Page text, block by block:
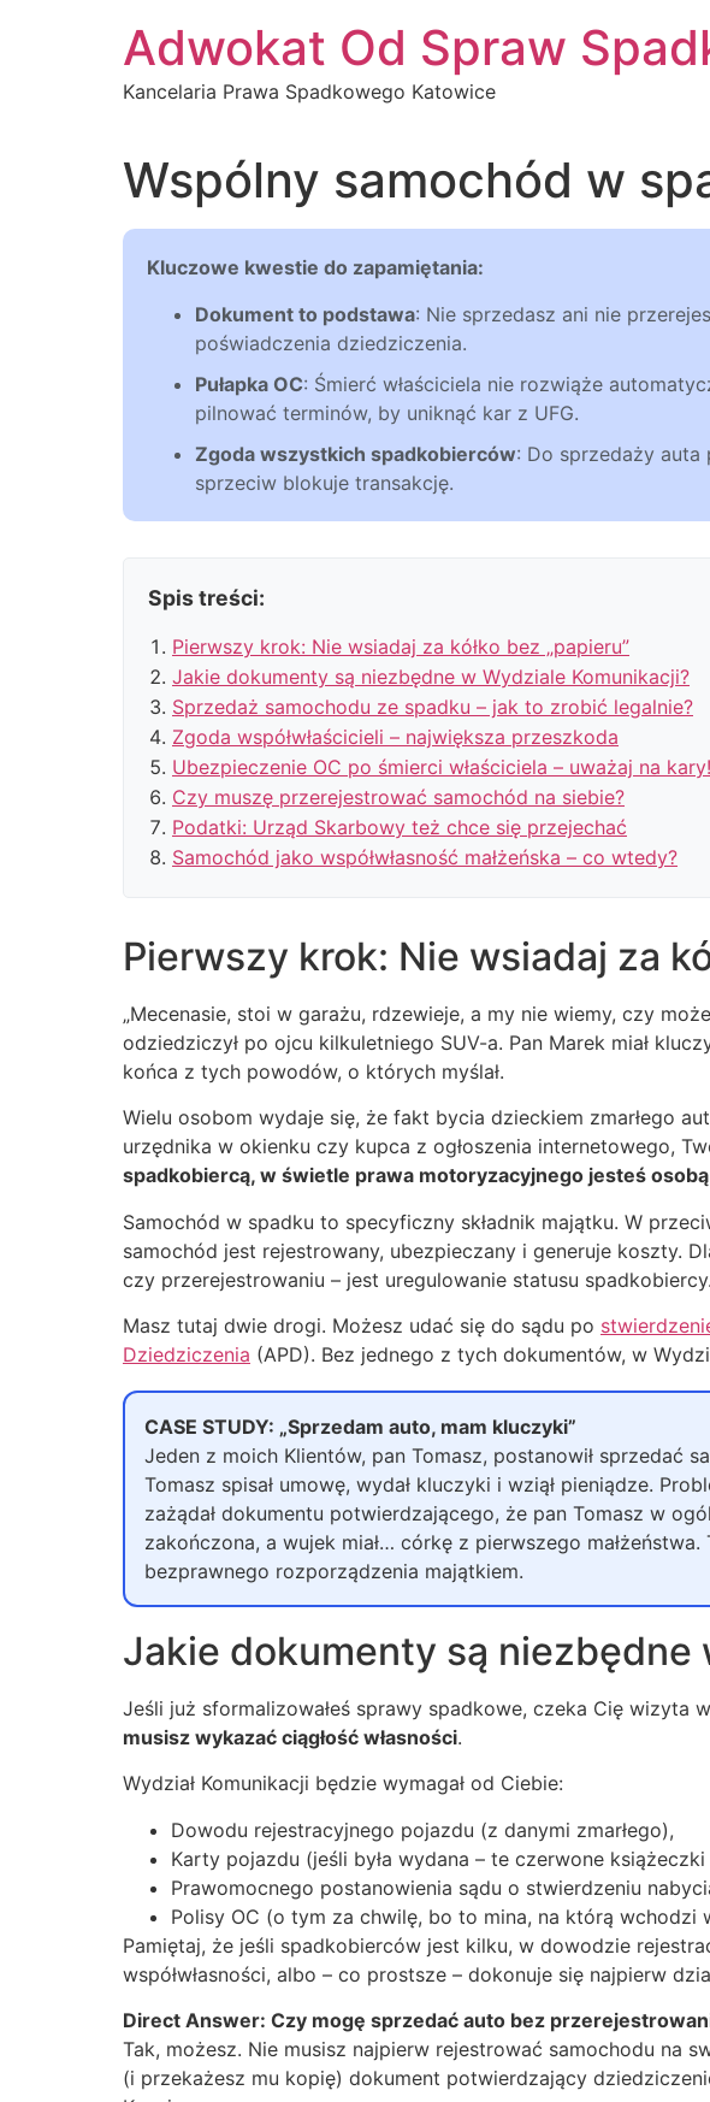
Adwokat Od Spraw
Kancelaria Prawa Spadkowego Katowice
Wspólny samochód w
Kluczowe kwestie do zapamiętania:
Dokument to podstawa: Nie sprzedasz ani nie
poświadczenia dziedziczenia.
Pułapka OC: Śmierć właściciela nie rozwiąże
pilnować terminów, by uniknąć kar z UFG.
Zgoda wszystkich spadkobierców: Do sprzedaży auta
sprzeciw blokuje transakcję.
Spis treści:
Pierwszy krok: Nie wsiadaj za kółko bez „papieru”
Jakie dokumenty są niezbędne w Wydziale Komunikacji?
Sprzedaż samochodu ze spadku – jak to zrobić legalnie?
Zgoda współwłaścicieli – największa przeszkoda
Ubezpieczenie OC po śmierci właściciela – uważaj na kary!
Czy muszę przerejestrować samochód na siebie?
Podatki: Urząd Skarbowy też chce się przejechać
Samochód jako współwłasność małżeńska – co wtedy?
Pierwszy krok: Nie wsiadaj za
„Mecenasie, stoi w garażu, rdzewieje, a my nie wiemy, czy
odziedziczył po ojcu kilkuletniego SUV-a. Pan Marek miał
końca z tych powodów, o których myślał.
Wielu osobom wydaje się, że fakt bycia dzieckiem zmarłego
urzędnika w okienku czy kupca z ogłoszenia internetowego,
spadkobiercą, w świetle prawa motoryzacyjnego jesteś
Samochód w spadku to specyficzny składnik majątku. W
samochód jest rejestrowany, ubezpieczany i generuje koszty.
czy przerejestrowaniu – jest uregulowanie statusu spadkobiercy.
Masz tutaj dwie drogi. Możesz udać się do sądu po
Dziedziczenia (APD). Bez jednego z tych dokumentów, w
CASE STUDY: „Sprzedam auto, mam kluczyki”
Jeden z moich Klientów, pan Tomasz, postanowił sprzedać
Tomasz spisał umowę, wydał kluczyki i wziął pieniądze.
zażądał dokumentu potwierdzającego, że pan Tomasz w
zakończona, a wujek miał… córkę z pierwszego
bezprawnego rozporządzenia majątkiem.
Jakie dokumenty są niezbędne
Jeśli już sformalizowałeś sprawy spadkowe, czeka Cię
musisz wykazać ciągłość własności.
Wydział Komunikacji będzie wymagał od Ciebie:
Dowodu rejestracyjnego pojazdu (z danymi zmarłego),
Karty pojazdu (jeśli była wydana – te czerwone
Prawomocnego postanowienia sądu o stwierdzeniu
Polisy OC (o tym za chwilę, bo to mina, na którą wchodzi
Pamiętaj, że jeśli spadkobierców jest kilku, w dowodzie
współwłasności, albo – co prostsze – dokonuje się najpierw
Direct Answer: Czy mogę sprzedać auto bez
Tak, możesz. Nie musisz najpierw rejestrować samochodu na
(i przekażesz mu kopię) dokument potwierdzający